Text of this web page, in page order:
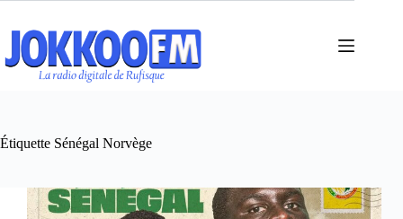
contenu
Étiquette Sénégal Norvège